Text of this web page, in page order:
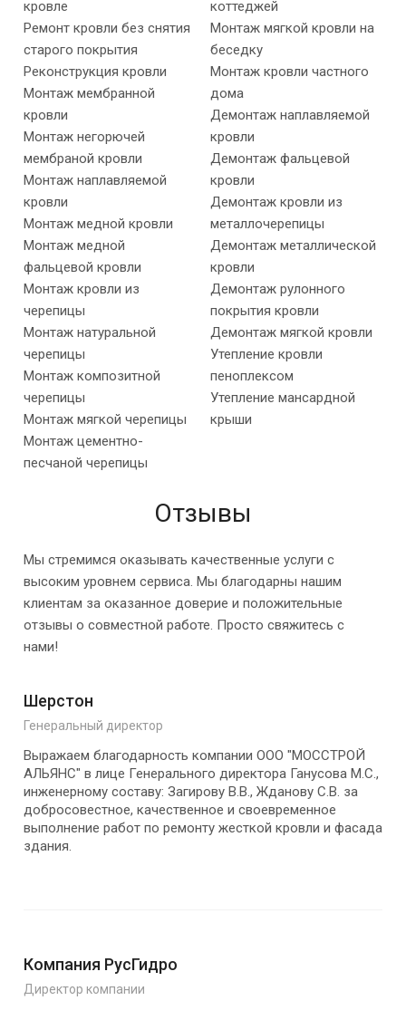
кровле
Ремонт кровли без снятия
старого покрытия
Реконструкция кровли
Монтаж мембранной
кровли
Монтаж негорючей
мембраной кровли
Монтаж наплавляемой
кровли
Монтаж медной кровли
Монтаж медной
фальцевой кровли
Монтаж кровли из
черепицы
Монтаж натуральной
черепицы
Монтаж композитной
черепицы
Монтаж мягкой черепицы
Монтаж цементно-
песчаной черепицы
коттеджей
Монтаж мягкой кровли на
беседку
Монтаж кровли частного
дома
Демонтаж наплавляемой
кровли
Демонтаж фальцевой
кровли
Демонтаж кровли из
металлочерепицы
Демонтаж металлической
кровли
Демонтаж рулонного
покрытия кровли
Демонтаж мягкой кровли
Утепление кровли
пеноплексом
Утепление мансардной
крыши
Отзывы
Мы стремимся оказывать качественные услуги с
высоким уровнем сервиса. Мы благодарны нашим
клиентам за оказанное доверие и положительные
отзывы о совместной работе. Просто свяжитесь с
нами!
Шерстон
Генеральный директор
Выражаем благодарность компании ООО "МОССТРОЙ
АЛЬЯНС" в лице Генерального директора Ганусова М.С.,
инженерному составу: Загирову В.В., Жданову С.В. за
добросовестное, качественное и своевременное
выполнение работ по ремонту жесткой кровли и фасада
здания.
Компания РусГидро
Директор компании